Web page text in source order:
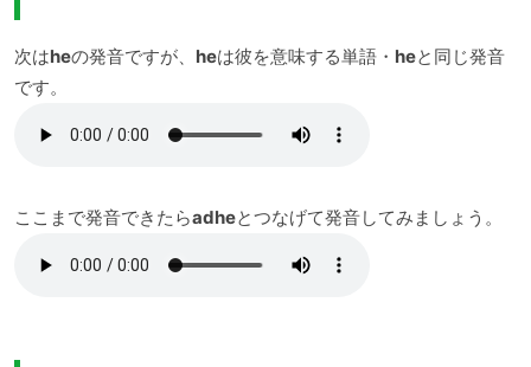
次はheの発音ですが、 heは彼を意味する単語・ heと同じ発音
です。
ここまで発音できたらadheとつなげて発音してみましょう。